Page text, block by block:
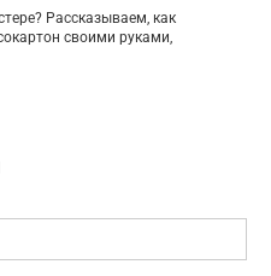
Рассказываем, как
своими руками,